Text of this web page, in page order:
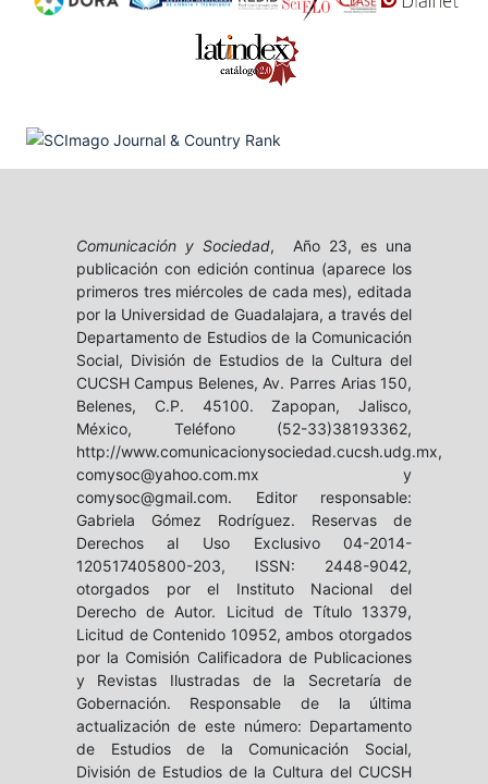
Comunicación y Sociedad, Año 23, es una
publicación con edición continua (aparece los
primeros tres miércoles de cada mes), editada
por la Universidad de Guadalajara, a través del
Departamento de Estudios de la Comunicación
Social, División de Estudios de la Cultura del
CUCSH Campus Belenes, Av. Parres Arias 150,
Belenes, C.P. 45100. Zapopan, Jalisco,
México, Teléfono (52-33)38193362,
http://www.comunicacionysociedad.cucsh.udg.mx,
comysoc@yahoo.com.mx y
comysoc@gmail.com. Editor responsable:
Gabriela Gómez Rodríguez. Reservas de
Derechos al Uso Exclusivo 04-2014-
120517405800-203, ISSN: 2448-9042,
otorgados por el Instituto Nacional del
Derecho de Autor. Licitud de Título 13379,
Licitud de Contenido 10952, ambos otorgados
por la Comisión Calificadora de Publicaciones
y Revistas Ilustradas de la Secretaría de
Gobernación. Responsable de la última
actualización de este número: Departamento
de Estudios de la Comunicación Social,
División de Estudios de la Cultura del CUCSH